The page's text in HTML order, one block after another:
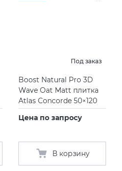
Под заказ
Boost Natural Pro 3D
Wave Oat Matt плитка
Atlas Concorde 50×120
Цена по запросу
В корзину